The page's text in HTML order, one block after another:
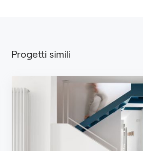
Progetti simili